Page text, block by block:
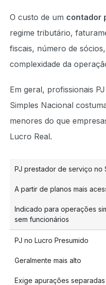
O custo de um contador
regime tributário,
fiscais, número de
complexidade da
Em geral, profissionais
Simples Nacional
menores do que
Lucro Real.
PJ prestador de serviço no
A partir de planos mais
Indicado para operações
sem funcionários
PJ no Lucro Presumido
Geralmente mais alto
Exige apurações